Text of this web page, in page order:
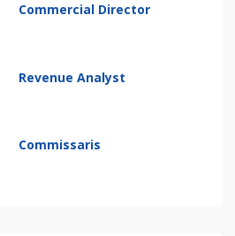
Commercial Director
Revenue Analyst
Commissaris